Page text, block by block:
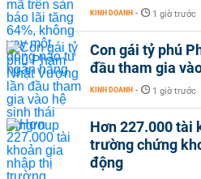
KINH DOANH - 1 giờ trước
Con gái tỷ phú
đầu tham gia
KINH DOANH - 1 giờ trước
Hơn 227.000 tài
trường chứng
động